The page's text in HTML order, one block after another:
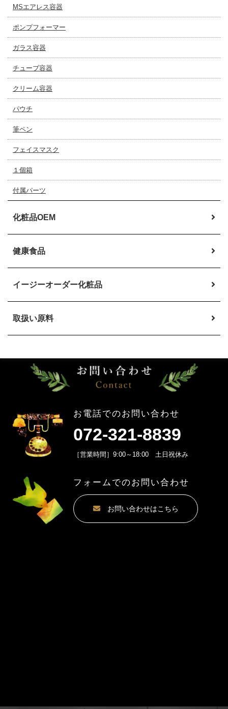
MSエアレス容器
ポンプフォーマー
ガラス容器
チューブ容器
クリーム容器
パウチ
筆ペン
フェイスマスク
１個箱
付属パーツ
化粧品OEM
健康食品
イージーオーダー化粧品
取扱い原料
お電話でのお問い合わせ
072-321-8839
［営業時間］9:00～18:00 土日祝休み
フォームでのお問い合わせ
お問い合わせはこちら